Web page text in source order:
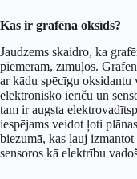
Kas ir grafēna oksīds?
Jaudzems skaidro, ka
piemēram, zīmuļos.
ar kādu spēcīgu
elektronisko ierīču un
tam ir augsta
iespējams veidot ļoti
biezumā, kas ļauj
sensoros kā elektrību